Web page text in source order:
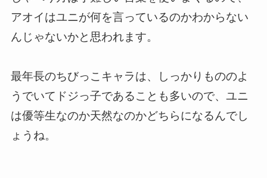
アオイはユニが何を言っているのかわからない
んじゃないかと思われます。
最年長のちびっこキャラは、しっかりもののよ
うでいてドジっ子であることも多いので、ユニ
は優等生なのか天然なのかどちらになるんでし
ょうね。